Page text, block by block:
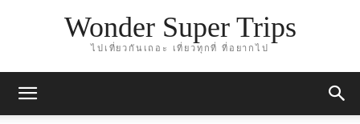
Wonder Super Trips
ไปเที่ยวกันเถอะ เที่ยวทุกที่ ที่อยากไป